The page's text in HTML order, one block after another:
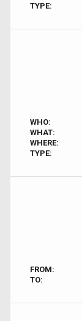
TYPE:
WHO:
WHAT:
WHERE:
TYPE:
FROM:
TO: